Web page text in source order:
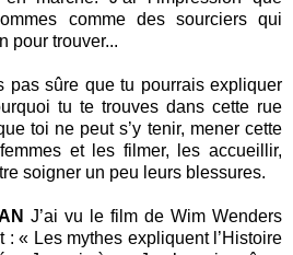
comme des sourciers qui
pour trouver...
pas sûre que tu pourrais expliquer
tu te trouves dans cette rue
toi ne peut s’y tenir, mener cette
et les filmer, les accueillir,
soigner un peu leurs blessures.
J’ai vu le film de Wim Wenders
: « Les mythes expliquent l’Histoire